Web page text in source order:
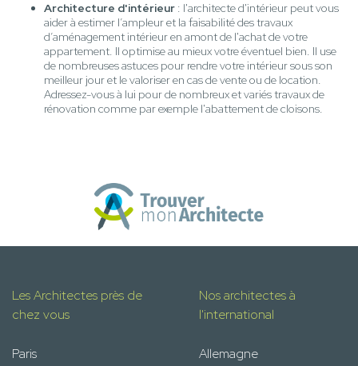
Architecture d'intérieur : l'architecte d'intérieur peut vous
aider à estimer l’ampleur et la faisabilité des travaux
d’aménagement intérieur en amont de l'achat de votre
appartement. Il optimise au mieux votre éventuel bien. Il use
de nombreuses astuces pour rendre votre intérieur sous son
meilleur jour et le valoriser en cas de vente ou de location.
Adressez-vous à lui pour de nombreux et variés travaux de
rénovation comme par exemple l'abattement de cloisons.
Les Architectes près de
chez vous
Paris
Nos architectes à
l'international
Allemagne